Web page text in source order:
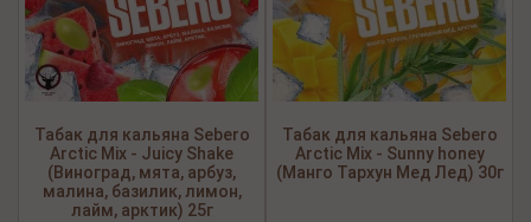
Табак для кальяна Sebero
Arctic Mix - Juicy Shake
(Виноград, мята, арбуз,
малина, базилик, лимон,
лайм, арктик) 25г
Табак для кальяна Sebero
Arctic Mix - Sunny honey
(Манго Тархун Мед Лед) 30г